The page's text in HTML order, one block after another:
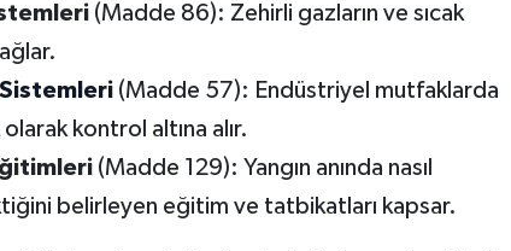
(Madde 86): Zehirli gazların ve sıcak
(Madde 57): Endüstriyel mutfaklarda
kontrol altına alır.
(Madde 129): Yangın anında nasıl
belirleyen eğitim ve tatbikatları kapsar.